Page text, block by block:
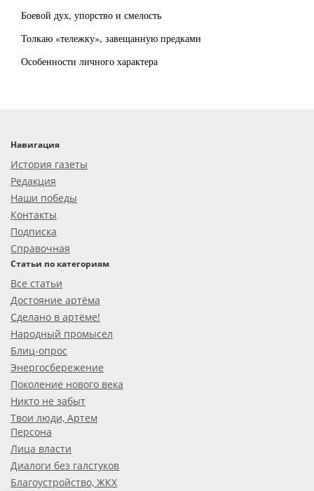
Боевой дух, упорство и смелость
Толкаю «тележку», завещанную предками
Особенности личного характера
Навигация
История газеты
Редакция
Наши победы
Контакты
Подписка
Справочная
Статьи по категориям
Все статьи
Достояние артёма
Сделано в артёме!
Народный промысел
Блиц-опрос
Энергосбережение
Поколение нового века
Никто не забыт
Твои люди, Артем
Персона
Лица власти
Диалоги без галстуков
Благоустройство, ЖКХ